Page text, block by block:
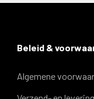
Beleid &
Algemene